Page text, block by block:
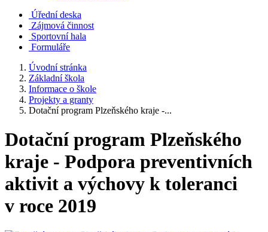
Úřední deska
Zájmová činnost
Sportovní hala
Formuláře
Úvodní stránka
Základní škola
Informace o škole
Projekty a granty
Dotační program Plzeňského kraje -...
Dotační program Plzeňského
kraje - Podpora preventivních
aktivit a výchovy k toleranci
v roce 2019